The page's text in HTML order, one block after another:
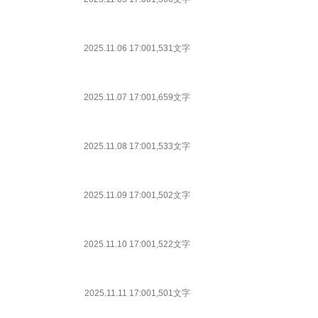
2025.11.06 17:001,531文字
2025.11.07 17:001,659文字
2025.11.08 17:001,533文字
2025.11.09 17:001,502文字
2025.11.10 17:001,522文字
2025.11.11 17:001,501文字